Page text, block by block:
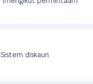
Sistem diskaun